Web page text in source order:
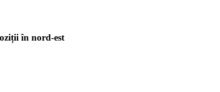
în nord-est